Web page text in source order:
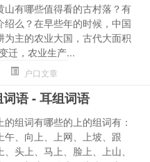
山有哪些值得看的古村落？有
绍么？在早些年的时候，中国
为主的农业大国，古代大面积
迁，农业生产...
户口文章
语 - 耳组词语
的组词有哪些的上的组词有：
午、向上、上网、上坡、跟
、头上、马上、脸上、上山、